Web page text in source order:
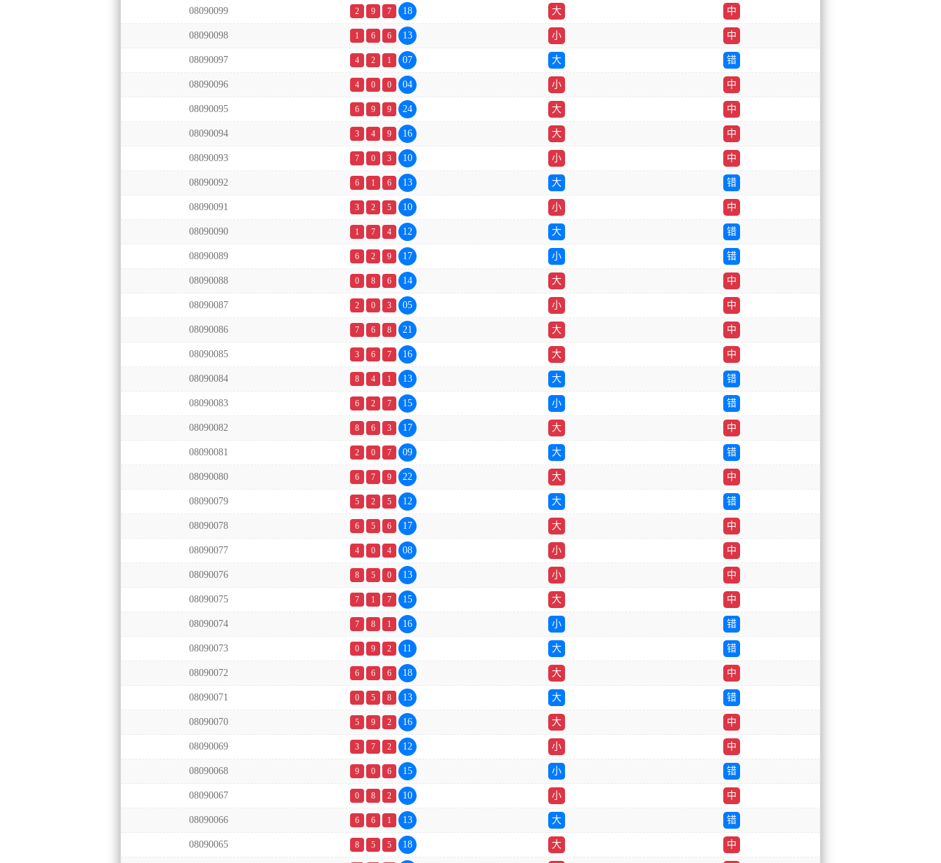
08090099 2 9 7 18 大 中
08090098 1 6 6 13 小 中
08090097 4 2 1 07 大 错
08090096 4 0 0 04 小 中
08090095 6 9 9 24 大 中
08090094 3 4 9 16 大 中
08090093 7 0 3 10 小 中
08090092 6 1 6 13 大 错
08090091 3 2 5 10 小 中
08090090 1 7 4 12 大 错
08090089 6 2 9 17 小 错
08090088 0 8 6 14 大 中
08090087 2 0 3 05 小 中
08090086 7 6 8 21 大 中
08090085 3 6 7 16 大 中
08090084 8 4 1 13 大 错
08090083 6 2 7 15 小 错
08090082 8 6 3 17 大 中
08090081 2 0 7 09 大 错
08090080 6 7 9 22 大 中
08090079 5 2 5 12 大 错
08090078 6 5 6 17 大 中
08090077 4 0 4 08 小 中
08090076 8 5 0 13 小 中
08090075 7 1 7 15 大 中
08090074 7 8 1 16 小 错
08090073 0 9 2 11 大 错
08090072 6 6 6 18 大 中
08090071 0 5 8 13 大 错
08090070 5 9 2 16 大 中
08090069 3 7 2 12 小 中
08090068 9 0 6 15 小 错
08090067 0 8 2 10 小 中
08090066 6 6 1 13 大 错
08090065 8 5 5 18 大 中